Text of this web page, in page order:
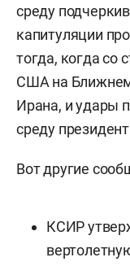
среду
капитуляции
тогда, когда со
США на
Ирана, и удары
среду
Вот другие
КСИР